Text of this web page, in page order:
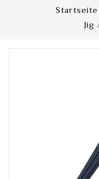
Startseite
Jig